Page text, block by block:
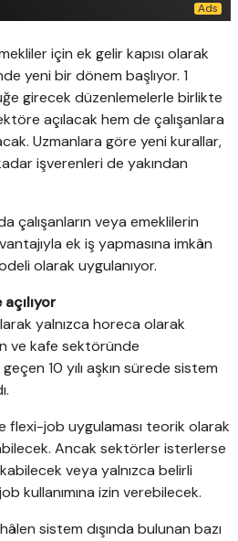
için ek gelir kapısı olarak
yeni bir dönem başlıyor. 1
girecek düzenlemelerle birlikte
açılacak hem de çalışanlara
Uzmanlara göre yeni kurallar,
işverenleri de yakından
çalışanların veya emeklilerin
ek iş yapmasına imkân
olarak uygulanıyor.
yalnızca horeca olarak
ve kafe sektöründe
10 yılı aşkın sürede sistem
flexi-job uygulaması teorik olarak
Ancak sektörler isterlerse
veya yalnızca belirli
kullanımına izin verebilecek.
sistem dışında bulunan bazı